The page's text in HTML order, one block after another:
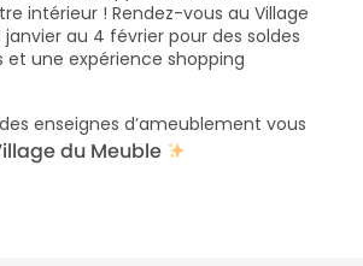
intérieur ! Rendez-vous au Village
au 4 février pour des soldes
et une expérience shopping
enseignes d’ameublement vous
du Meuble